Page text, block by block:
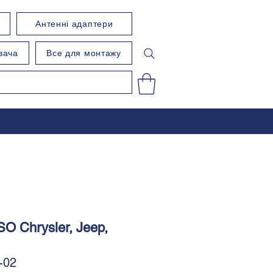
Антенні адаптери
Все для монтажу
Chrysler, Jeep,
02